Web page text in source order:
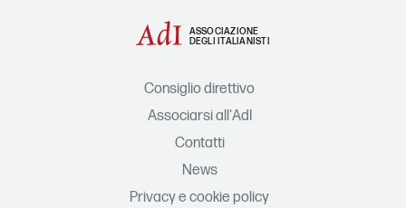
ASSOCIAZIONE
DEGLI ITALIANISTI
Consiglio direttivo
Associarsi all'AdI
Contatti
News
Privacy e cookie policy